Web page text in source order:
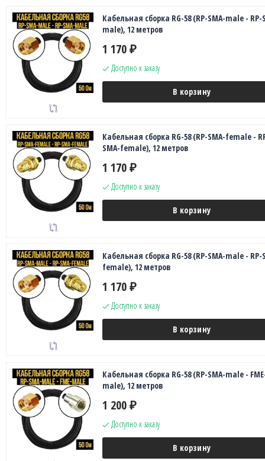
Кабельная сборка RG-58 (RP-SMA-male - RP-
male), 12 метров
1 170 ₽
Доступно к заказу
В корзину
Кабельная сборка RG-58 (RP-SMA-female -
SMA-female), 12 метров
1 170 ₽
Доступно к заказу
В корзину
Кабельная сборка RG-58 (RP-SMA-male - RP-
female), 12 метров
1 170 ₽
Доступно к заказу
В корзину
Кабельная сборка RG-58 (RP-SMA-male -
male), 12 метров
1 200 ₽
Доступно к заказу
В корзину